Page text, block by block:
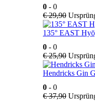
0 - 0
€29,90
135° EAST
0 - 0
€25,90
Hendricks Gin
0 - 0
€37,90